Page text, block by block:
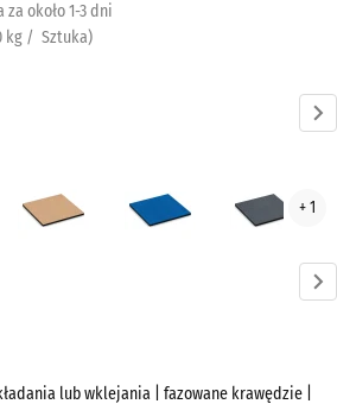
za około​ ​ ​​​1-3 dni
kg / Sztuka)
piaskowy
nieba
+ 1
lub wklejania | fazowane krawędzie |